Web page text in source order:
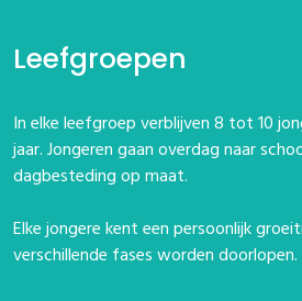
Leefgroepen
In elke leefgroep verblijven 8 tot 10
jaar. Jongeren gaan overdag naar
dagbesteding op maat.
Elke jongere kent een persoonlijk
verschillende fases worden doorlopen.